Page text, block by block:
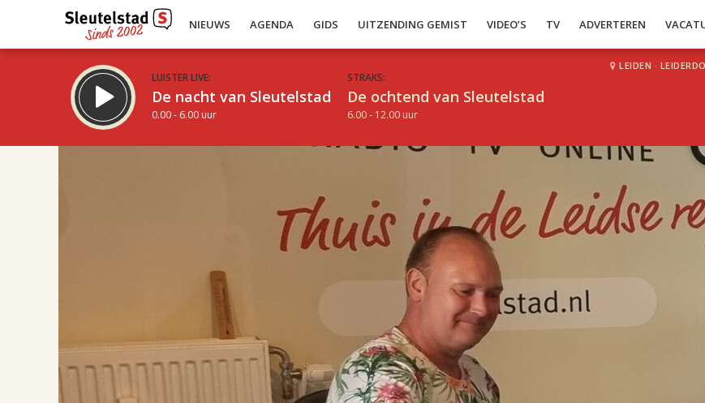
NIEUWS AGENDA GIDS UITZENDING GEMIST VIDEO’S TV ADVERTEREN
LUISTER LIVE:
De nacht van Sleutelstad
0.00 - 6.00 uur
STRAKS:
De ochtend van Sleutelstad
6.00 - 12.00 uur
LEIDEN ·